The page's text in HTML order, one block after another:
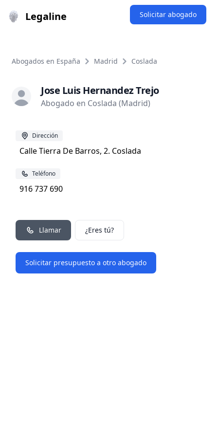
Legaline Solicitar abogado
Abogados en España Madrid Coslada
Jose Luis Hernandez Trejo
Abogado en Coslada (Madrid)
Dirección
Calle Tierra De Barros, 2. Coslada
Teléfono
916 737 690
Llamar ¿Eres tú?
Solicitar presupuesto a otro abogado